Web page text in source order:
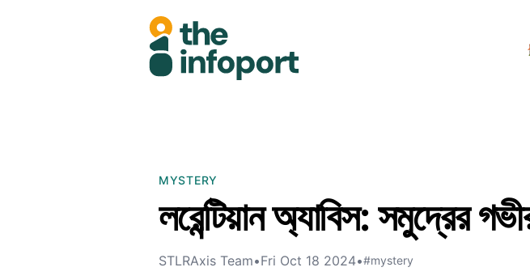
MYSTERY
লরেন্টিয়ান অ্যাবিস: সমুদ্রের
STLRAxis Team•Fri Oct 18 2024•#mystery